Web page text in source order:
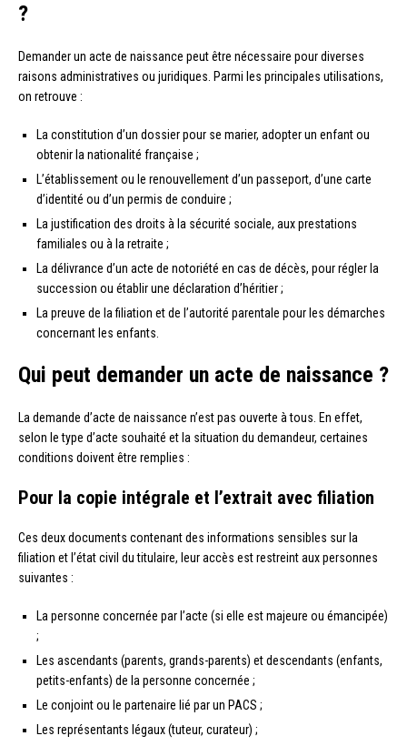
?
Demander un acte de naissance peut être nécessaire pour diverses
raisons administratives ou juridiques. Parmi les principales utilisations,
on retrouve :
La constitution d’un dossier pour se marier, adopter un enfant ou
obtenir la nationalité française ;
L’établissement ou le renouvellement d’un passeport, d’une carte
d’identité ou d’un permis de conduire ;
La justification des droits à la sécurité sociale, aux prestations
familiales ou à la retraite ;
La délivrance d’un acte de notoriété en cas de décès, pour régler la
succession ou établir une déclaration d’héritier ;
La preuve de la filiation et de l’autorité parentale pour les démarches
concernant les enfants.
Qui peut demander un acte de naissance ?
La demande d’acte de naissance n’est pas ouverte à tous. En effet,
selon le type d’acte souhaité et la situation du demandeur, certaines
conditions doivent être remplies :
Pour la copie intégrale et l’extrait avec filiation
Ces deux documents contenant des informations sensibles sur la
filiation et l’état civil du titulaire, leur accès est restreint aux personnes
suivantes :
La personne concernée par l’acte (si elle est majeure ou émancipée)
;
Les ascendants (parents, grands-parents) et descendants (enfants,
petits-enfants) de la personne concernée ;
Le conjoint ou le partenaire lié par un PACS ;
Les représentants légaux (tuteur, curateur) ;